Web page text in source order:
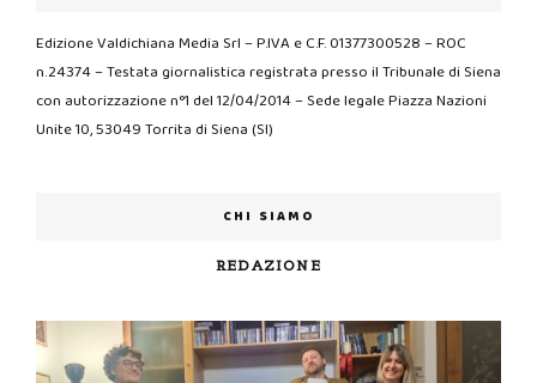
Edizione Valdichiana Media Srl – P.IVA e C.F. 01377300528 – ROC
n.24374 – Testata giornalistica registrata presso il Tribunale di Siena
con autorizzazione n°1 del 12/04/2014 – Sede legale Piazza Nazioni
Unite 10, 53049 Torrita di Siena (SI)
CHI SIAMO
REDAZIONE